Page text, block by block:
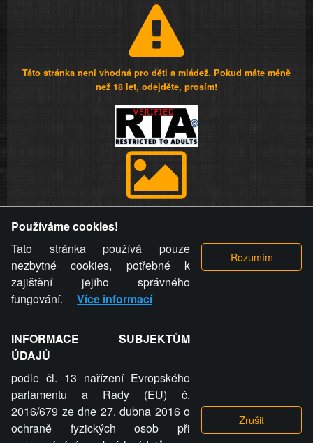
Táto stránka není vhodná pro děti a mládež. Pokud máte méně
než 18 let, odejděte, prosím!
videa a komentáře. Osoba, které se toto opatření provozovatele
stránky týče, ani osoba, která umístila fotografii nebo video na
stránku, nemůže z důvodu odstranění fotografie, videa nebo
komentáře pro výše uvedenou okolnost uplatnit vůči
provozovateli stránky žádný nárok na náhradu škody nebo
nemajetkové újmy.
ZVRÁCENÝ.CZ - Svět není zvrácenej. To jen
ty lidi...
Používáme cookies!
Tato stránka používá pouze
nezbytné cookies, potřebné k
zajištění jejího správného
fungování.
Více informací
INFORMACE SUBJEKTŮM
ÚDAJŮ
podle čl. 13 nařízení Evropského
parlamentu a Rady (EU) č.
2016/679 ze dne 27. dubna 2016 o
ochraně fyzických osob při